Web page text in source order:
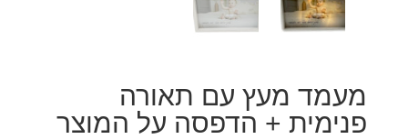
מעמד מעץ עם תאורה
פנימית + הדפסה על המוצר